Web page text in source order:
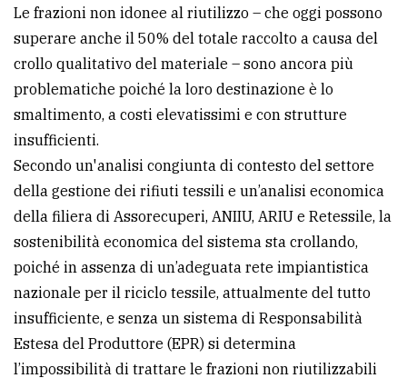
Le frazioni non idonee al riutilizzo – che oggi possono
superare anche il 50% del totale raccolto a causa del
crollo qualitativo del materiale – sono ancora più
problematiche poiché la loro destinazione è lo
smaltimento, a costi elevatissimi e con strutture
insufficienti.
Secondo un'analisi congiunta di contesto del settore
della gestione dei rifiuti tessili e un’analisi economica
della filiera di Assorecuperi, ANIIU, ARIU e Retessile, la
sostenibilità economica del sistema sta crollando,
poiché in assenza di un’adeguata rete impiantistica
nazionale per il riciclo tessile, attualmente del tutto
insufficiente, e senza un sistema di Responsabilità
Estesa del Produttore (EPR) si determina
l’impossibilità di trattare le frazioni non riutilizzabili